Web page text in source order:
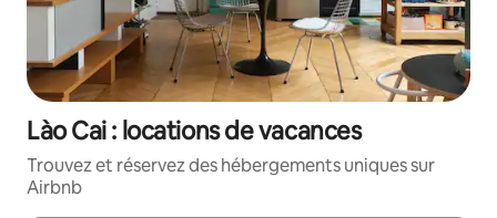
Lào Cai : locations de vacances
Trouvez et réservez des hébergements uniques sur
Airbnb